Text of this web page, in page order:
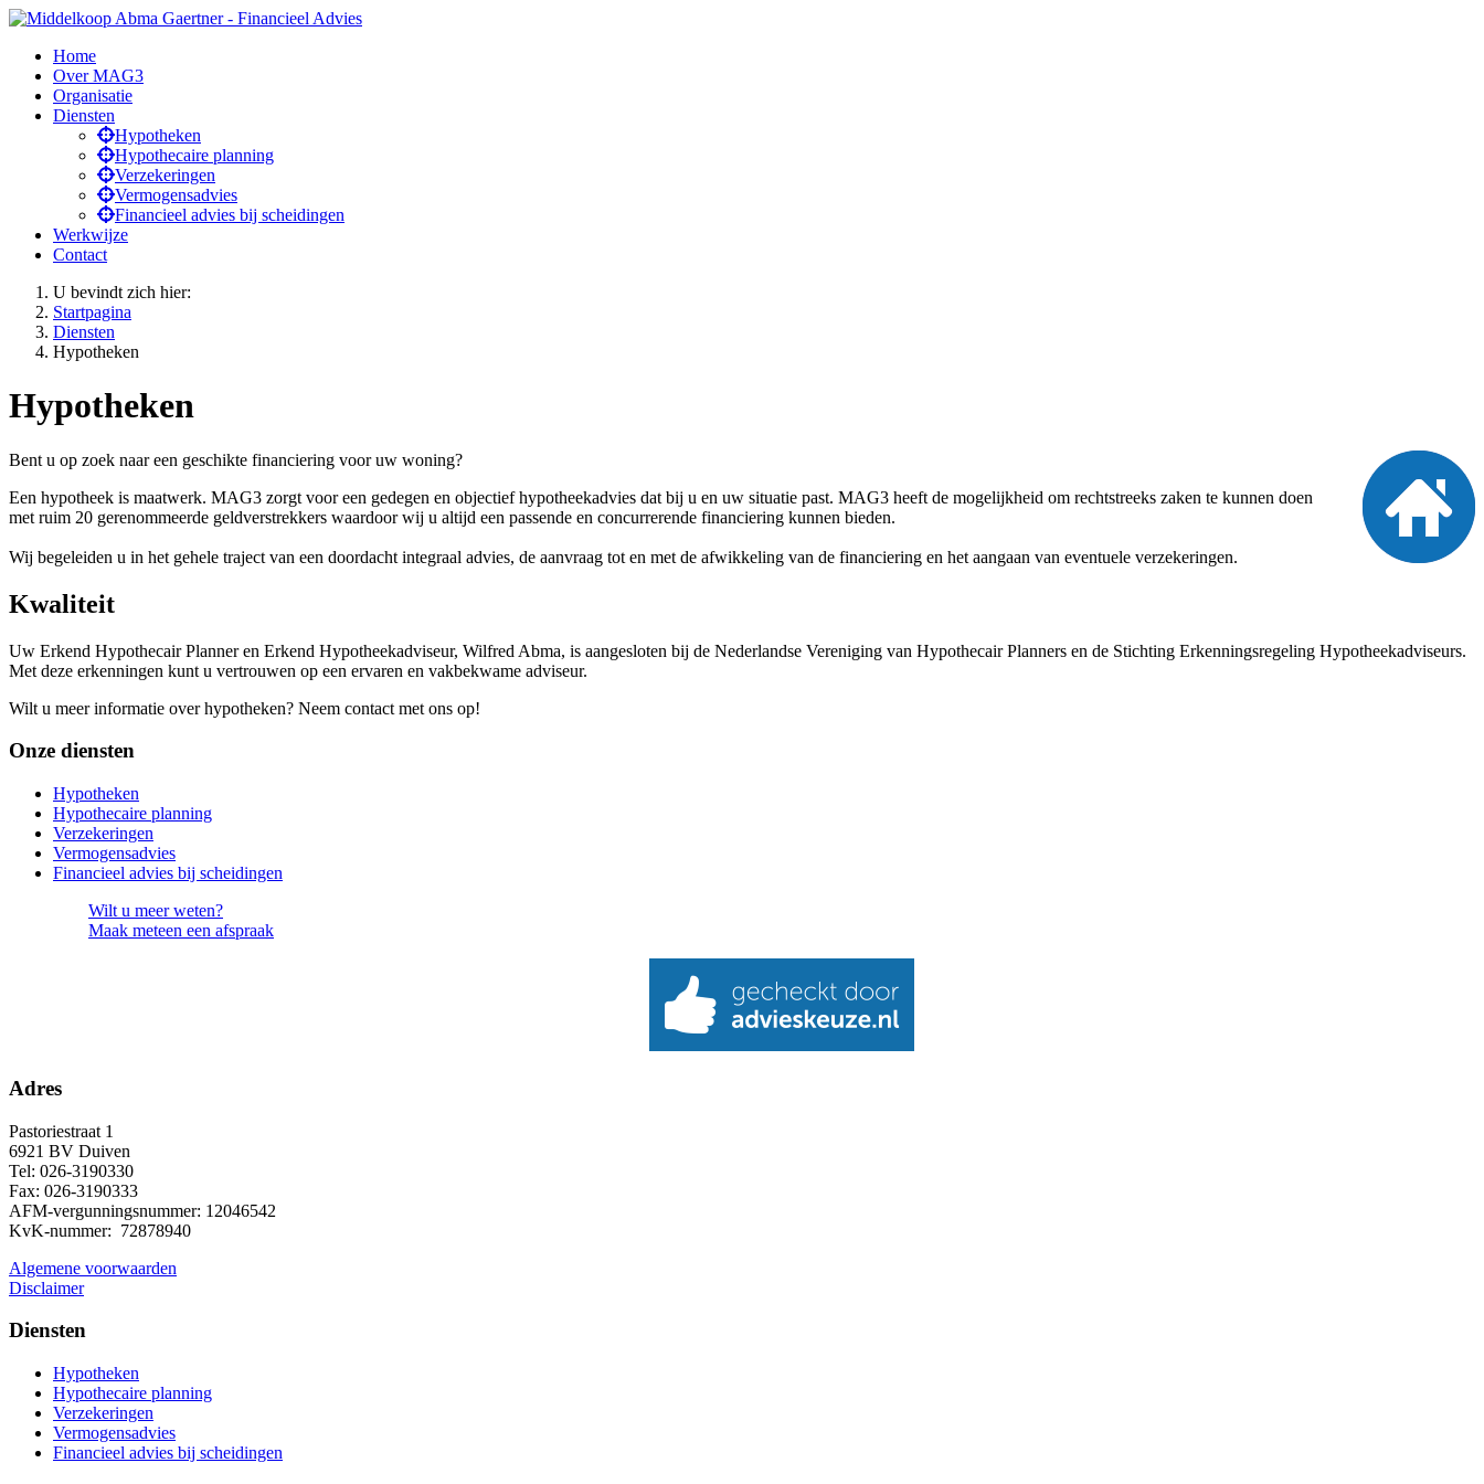
Home
Over MAG3
Organisatie
Diensten
Hypotheken
Hypothecaire planning
Verzekeringen
Vermogensadvies
Financieel advies bij scheidingen
Werkwijze
Contact
U bevindt zich hier:
Startpagina
Diensten
Hypotheken
Hypotheken
Bent u op zoek naar een geschikte financiering voor uw woning?
Een hypotheek is maatwerk. MAG3 zorgt voor een gedegen en objectief hypotheekadvies dat bij u en uw situatie past. MAG3 heeft de mogelijkheid om rechtstreeks zaken te kunnen doen
met ruim 20 gerenommeerde geldverstrekkers waardoor wij u altijd een passende en concurrerende financiering kunnen bieden.
Wij begeleiden u in het gehele traject van een doordacht integraal advies, de aanvraag tot en met de afwikkeling van de financiering en het aangaan van eventuele verzekeringen.
Kwaliteit
Uw Erkend Hypothecair Planner en Erkend Hypotheekadviseur, Wilfred Abma, is aangesloten bij de Nederlandse Vereniging van Hypothecair Planners en de Stichting Erkenningsregeling Hypotheekadviseurs.
Met deze erkenningen kunt u vertrouwen op een ervaren en vakbekwame adviseur.
Wilt u meer informatie over hypotheken? Neem contact met ons op!
Onze diensten
Hypotheken
Hypothecaire planning
Verzekeringen
Vermogensadvies
Financieel advies bij scheidingen
Wilt u meer weten?
Maak meteen een afspraak
Adres
Pastoriestraat 1
6921 BV Duiven
Tel: 026-3190330
Fax: 026-3190333
AFM-vergunningsnummer: 12046542
KvK-nummer: 72878940
Algemene voorwaarden
Disclaimer
Diensten
Hypotheken
Hypothecaire planning
Verzekeringen
Vermogensadvies
Financieel advies bij scheidingen